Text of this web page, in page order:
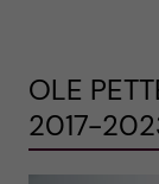
OLE
2017-